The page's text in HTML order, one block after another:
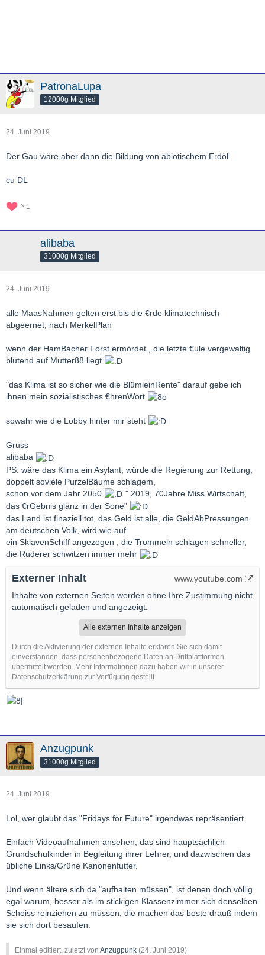
PatronaLupa
12000g Mitglied
24. Juni 2019
Der Gau wäre aber dann die Bildung von abiotischem Erdöl
cu DL
1
alibaba
31000g Mitglied
24. Juni 2019
alle MaasNahmen gelten erst bis die €rde klimatechnisch
abgeernet, nach MerkelPlan
wenn der HamBacher Forst ermördet , die letzte €ule vergewaltig
blutend auf Mutter88 liegt
"das Klima ist so sicher wie die BlümleinRente" darauf gebe ich
ihnen mein sozialistisches €hrenWort
sowahr wie die Lobby hinter mir steht
Gruss
alibaba
PS: wäre das Klima ein Asylant, würde die Regierung zur Rettung,
doppelt soviele PurzelBäume schlagem,
schon vor dem Jahr 2050
" 2019, 70Jahre Miss.Wirtschaft,
das €rGebnis glänz in der Sone"
das Land ist finaziell tot, das Geld ist alle, die GeldAbPressungen
am deutschen Volk, wird wie auf
ein SklavenSchiff angezogen , die Trommeln schlagen schneller,
die Ruderer schwitzen immer mehr
Externer Inhalt
www.youtube.com
Inhalte von externen Seiten werden ohne Ihre Zustimmung nicht
automatisch geladen und angezeigt.
Alle externen Inhalte anzeigen
Durch die Aktivierung der externen Inhalte erklären Sie sich damit
einverstanden, dass personenbezogene Daten an Drittplattformen
übermittelt werden. Mehr Informationen dazu haben wir in unserer
Datenschutzerklärung zur Verfügung gestellt.
Anzugpunk
31000g Mitglied
24. Juni 2019
Lol, wer glaubt das "Fridays for Future" irgendwas repräsentiert.
Einfach Videoaufnahmen ansehen, das sind hauptsächlich
Grundschulkinder in Begleitung ihrer Lehrer, und dazwischen das
übliche Links/Grüne Kanonenfutter.
Und wenn ältere sich da "aufhalten müssen", ist denen doch völlig
egal warum, besser als im stickigen Klassenzimmer sich denselben
Scheiss reinziehen zu müssen, die machen das beste drauß indem
sie sich dort besaufen.
Einmal editiert, zuletzt von Anzugpunk (24. Juni 2019)